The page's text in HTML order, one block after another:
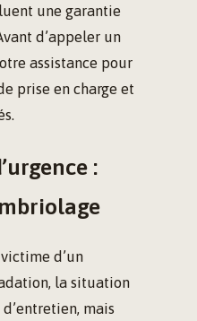
une garantie
d’appeler un
assistance pour
prise en charge et
:
d’un
la situation
mais